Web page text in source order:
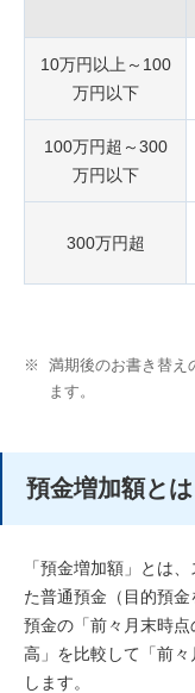
10万円以上～100
万円以下
100万円超～300
万円以下
300万円超
※
満期後のお書き替え
ます。
預金増加額とは
「預金増加額」とは
た普通預金（目的預
預金の「前々月末時
高」を比較して「前
します。